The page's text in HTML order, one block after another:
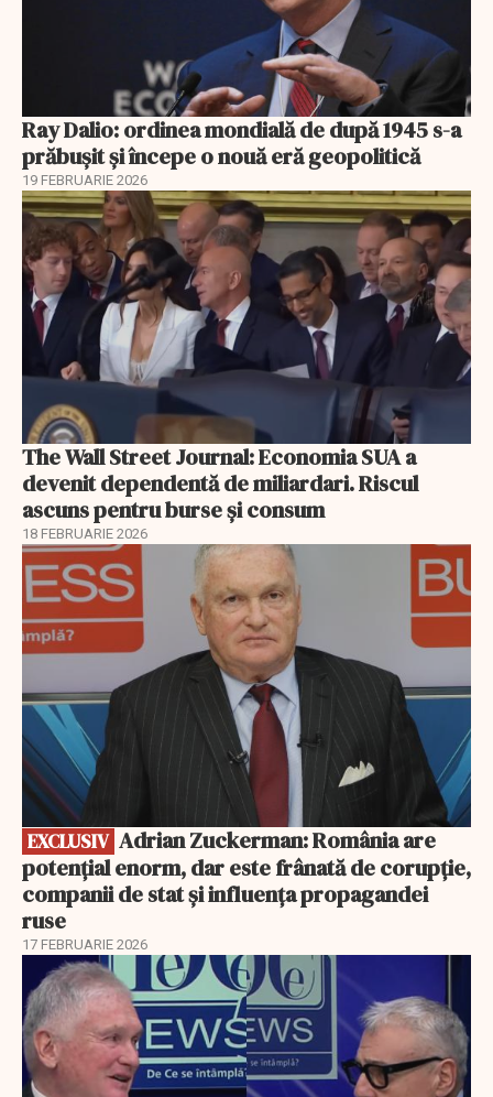
Ray Dalio: ordinea mondială de după 1945 s-a
prăbușit și începe o nouă eră geopolitică
19 FEBRUARIE 2026
The Wall Street Journal: Economia SUA a
devenit dependentă de miliardari. Riscul
ascuns pentru burse și consum
18 FEBRUARIE 2026
EXCLUSIV
EXCLUSIV
potențial enorm, dar este frânată de corupție,
companii de stat și influența propagandei
ruse
17 FEBRUARIE 2026
EXCLUSIV